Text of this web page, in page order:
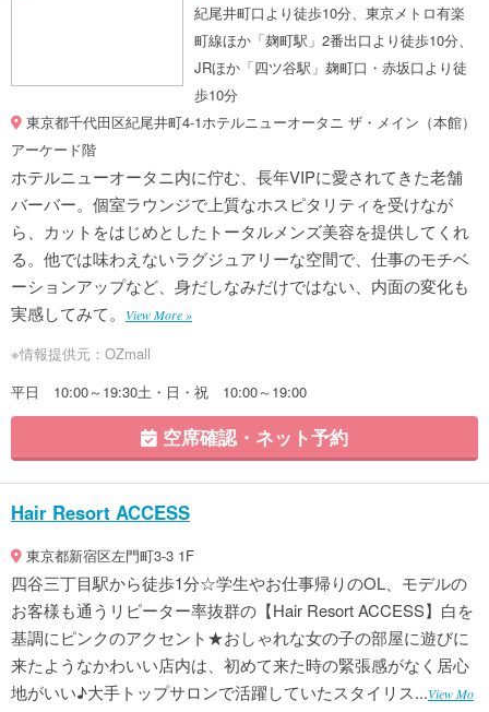
紀尾井町口より徒歩10分、東京メトロ有楽
町線ほか「麹町駅」2番出口より徒歩10分、
JRほか「四ツ谷駅」麹町口・赤坂口より徒
歩10分
東京都千代田区紀尾井町4-1ホテルニューオータニ ザ・メイン（本館）
アーケード階
ホテルニューオータニ内に佇む、長年VIPに愛されてきた老舗
バーバー。個室ラウンジで上質なホスピタリティを受けなが
ら、カットをはじめとしたトータルメンズ美容を提供してくれ
る。他では味わえないラグジュアリーな空間で、仕事のモチベ
ーションアップなど、身だしなみだけではない、内面の変化も
実感してみて。
View More »
※情報提供元：OZmall
平日 10:00～19:30土・日・祝 10:00～19:00
空席確認・ネット予約
Hair Resort ACCESS
東京都新宿区左門町3-3 1F
四谷三丁目駅から徒歩1分☆学生やお仕事帰りのOL、モデルの
お客様も通うリピーター率抜群の【Hair Resort ACCESS】白を
基調にピンクのアクセント★おしゃれな女の子の部屋に遊びに
来たようなかわいい店内は、初めて来た時の緊張感がなく居心
地がいい♪大手トップサロンで活躍していたスタイリス...View Mo